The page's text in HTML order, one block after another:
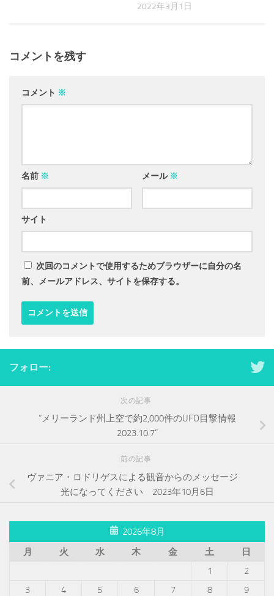
2022年3月1日
コメントを残す
コメント ※
名前 ※ メール ※
サイト
次回のコメントで使用するためブラウザーに自分の名
前、メールアドレス、サイトを保存する。
フォロー:
次の記事
”メリーランド州上空で約2,000件のUFO目撃情報
2023.10.7”
前の記事
ヴァニア・ロドリゲスによる観音からのメッセージ
光になってください 2023年10月6日
2026年8月
月
火 水 木 金 土
日
1
2
3
4 5 6 7 8
9